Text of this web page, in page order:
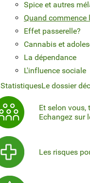
Spice et autres
Quand commence
Effet passerelle?
Cannabis et
La dépendance
L'influence sociale
StatistiquesLe dossier
Et selon vous,
Echangez sur
Les risques